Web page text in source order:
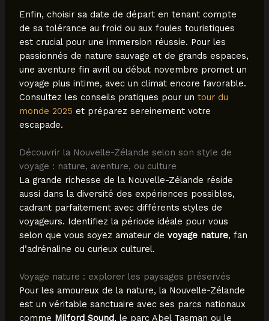
Enfin, choisir sa date de départ en tenant compte
de sa tolérance au froid ou aux foules touristiques
est crucial pour une immersion réussie. Pour les
passionnés de nature sauvage et de grands espaces,
une aventure fin avril ou début novembre promet un
voyage plus intime, avec un climat encore favorable.
Consultez les conseils pratiques pour un tour du
monde 2025 et préparez sereinement votre
escapade.
Découvrir la Nouvelle-Zélande selon son style de
voyage : nature, aventure, ou culture
La grande richesse de la Nouvelle-Zélande réside
aussi dans la diversité des expériences possibles,
cadrant parfaitement avec différents styles de
voyageurs. Identifiez la période idéale pour vous
selon que vous soyez amateur de voyage nature, fan
d’adrénaline ou curieux culturel.
Voyage nature : explorer les paysages préservés
Pour les amoureux de la nature, la Nouvelle-Zélande
est un véritable sanctuaire avec ses parcs nationaux
comme Milford Sound, le parc Abel Tasman ou le